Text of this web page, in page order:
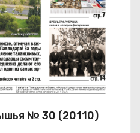
№ 30 (20110)